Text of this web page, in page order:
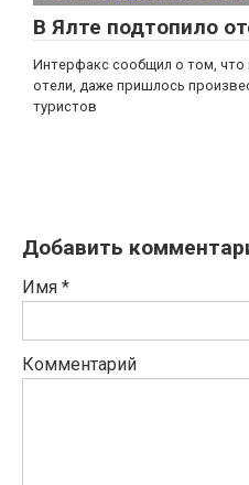
В Ялте подтопило
Интерфакс сообщил о том,
отели, даже пришлось
туристов
Добавить
Имя *
Комментарий